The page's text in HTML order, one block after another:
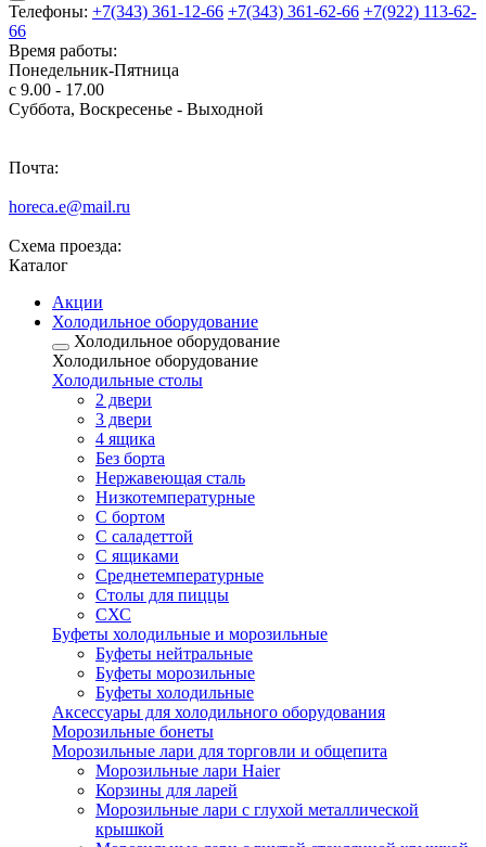
Телефоны: +7(343) 361-12-66 +7(343) 361-62-66 +7(922) 113-62-
66
Время работы:
Понедельник-Пятница
с 9.00 - 17.00
Суббота, Воскресенье - Выходной
Почта:
horeca.e@mail.ru
Схема проезда:
Каталог
Акции
Холодильное оборудование
Холодильное оборудование
Холодильное оборудование
Холодильные столы
2 двери
3 двери
4 ящика
Без борта
Нержавеющая сталь
Низкотемпературные
С бортом
С саладеттой
С ящиками
Среднетемпературные
Столы для пиццы
СХС
Буфеты холодильные и морозильные
Буфеты нейтральные
Буфеты морозильные
Буфеты холодильные
Аксессуары для холодильного оборудования
Морозильные бонеты
Морозильные лари для торговли и общепита
Морозильные лари Haier
Корзины для ларей
Морозильные лари с глухой металлической
крышкой